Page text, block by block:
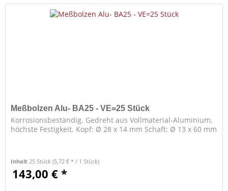
Meßbolzen Alu- BA25 - VE=25 Stück
Korrosionsbeständig. Gedreht aus Vollmaterial-Aluminium,
höchste Festigkeit. Kopf: Ø 28 x 14 mm Schaft: Ø 13 x 60 mm
Inhalt25 Stück(5,72 € * / 1 Stück)
143,00 € *